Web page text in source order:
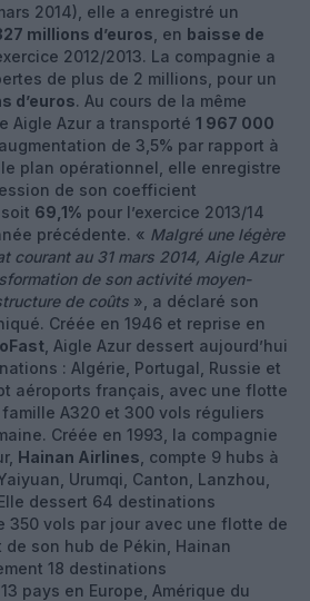
2014), elle a enregistré un
millions d’euros , en baisse de
2012/2013. La compagnie a
de plus de 2 millions, pour un
d’euros. Au cours de la même
Aigle Azur a transporté 1 967 000
augmentation de 3,5% par rapport à
le plan opérationnel, elle enregistre
de son coefficient
69,1% pour l’exercice 2013/14
précédente. « Malgré une légère
courant au 31 mars 2014, Aigle Azur
de son activité moyen-
de coûts », a déclaré son
Créée en 1946 et reprise en
, Aigle Azur dessert aujourd’hui
: Algérie, Portugal, Russie et
aéroports français, avec une flotte
A320 et 300 vols réguliers
Créée en 1993, la compagnie
Hainan Airlines , compte 9 hubs à
Urumqi, Canton, Lanzhou,
dessert 64 destinations
350 vols par jour avec une flotte de
de son hub de Pékin, Hainan
18 destinations
pays en Europe, Amérique du